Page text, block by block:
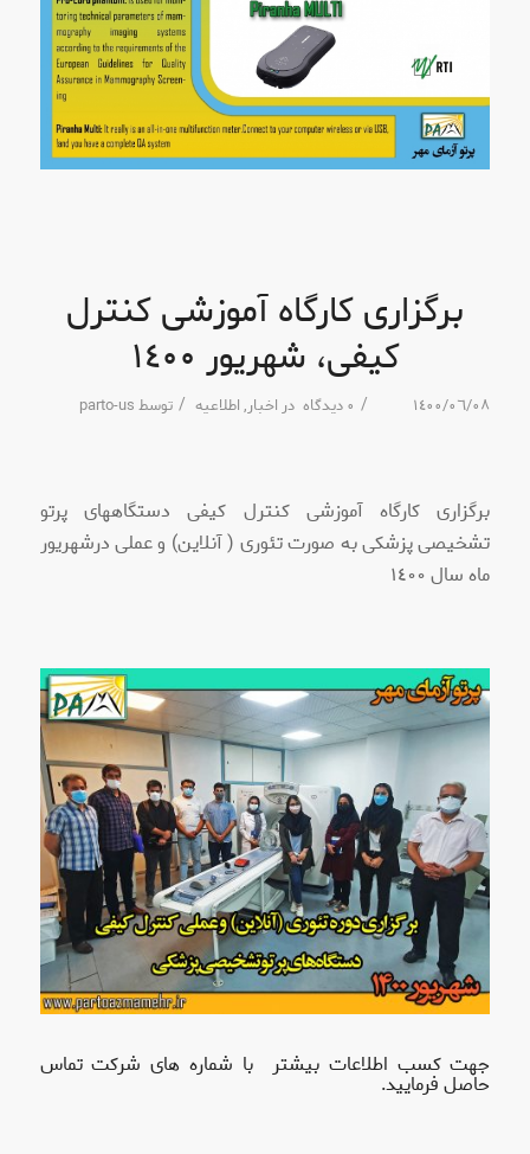
برگزاری کارگاه آموزشی کنترل
کیفی، شهریور ١٤٠٠
١٤٠٠/٠٦/٠٨ / ٠ دیدگاه در اخبار,اطلاعیه / توسطparto-us
برگزاری کارگاه آموزشی کنترل کیفی دستگاههای پرتو
تشخیصی پزشکی به صورت تئوری ( آنلاین) و عملی درشهریور
ماه سال ١٤٠٠
جهت کسب اطلاعات بیشتر با شماره های شرکت تماس
حاصل فرمایید.